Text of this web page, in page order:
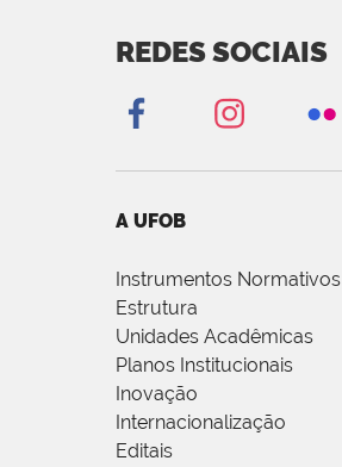
REDES SOCIAIS
A UFOB
Instrumentos Normativos
Estrutura
Unidades Acadêmicas
Planos Institucionais
Inovação
Internacionalização
Editais